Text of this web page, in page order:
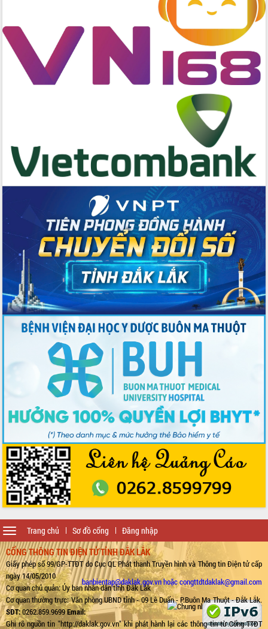
Trang chủ Sơ đồ cổng Đăng nhập
Toggle
navigation
CỔNG THÔNG TIN ĐIỆN TỬ TỈNH ĐẮK LẮK
Giấy phép số 99/GP-TTĐT do Cục QL Phát thanh Truyền hình và Thông tin Điện tử cấp
ngày 14/05/2010
Cơ quan chủ quản: Ủy ban nhân dân tỉnh Đắk Lắk
Cơ quan thường trực: Văn phòng UBND tỉnh - 09 Lê Duẩn - P.Buôn Ma Thuột - Đắk Lắk.
SĐT:0262.859.9699Email:
banbientap@daklak.gov.vn hoặc congttdtdaklak@gmail.com
Ghi rõ nguồn tin "http://daklak.gov.vn" khi phát hành lại các thông tin từ Cổng TTĐT